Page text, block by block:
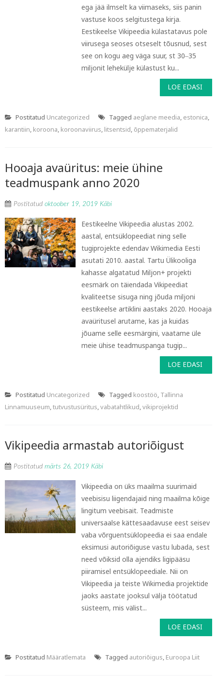
ega jää ilmselt ka viimaseks, siis panin
vastuse koos selgitustega kirja.
Eestikeelse Vikipeedia külastatavus pole
viirusega seoses otseselt tõusnud, sest
see on kogu aeg väga suur, st 30‒35
miljonit lehekülje külastust ku...
LOE EDASI
Postitatud Uncategorized Tagged aeglane meedia, estonica,
karantiin, koroona, koroonaviirus, litsentsid, õppematerjalid
Hooaja avaüritus: meie ühine
teadmuspank anno 2020
Postitatud oktoober 19, 2019 Käbi
Eestikeelne Vikipeedia alustas 2002.
aastal, entsüklopeediat ning selle
tugiprojekte edendav Wikimedia Eesti
asutati 2010. aastal. Tartu Ülikooliga
kahasse algatatud Miljon+ projekti
eesmärk on täiendada Vikipeediat
kvaliteetse sisuga ning jõuda miljoni
eestikeelse artiklini aastaks 2020. Hooaja
avaüritusel arutame, kas ja kuidas
jõuame selle eesmärgini, vaatame üle
meie ühise teadmuspanga tugip...
LOE EDASI
Postitatud Uncategorized Tagged koostöö, Tallinna
Linnamuuseum,tutvustusüritus,vabatahtlikud,vikiprojektid
Vikipeedia armastab autoriõigust
Postitatud märts 26, 2019 Käbi
Vikipeedia on üks maailma suurimaid
veebisisu liigendajaid ning maailma kõige
lingitum veebisait. Teadmiste
universaalse kättesaadavuse eest seisev
vaba võrguentsüklopeedia ei saa endale
eksimusi autoriõiguse vastu lubada, sest
need võiksid olla ajendiks ligipääsu
piiramisel entsüklopeediale. Nii on
Vikipeedia ja teiste Wikimedia projektide
jaoks aastate jooksul välja töötatud
süsteem, mis välist...
LOE EDASI
Postitatud Määratlemata Tagged autoriõigus, Euroopa Liit